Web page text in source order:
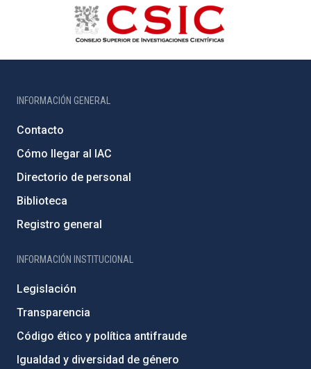
INFORMACIÓN GENERAL
Contacto
Cómo llegar al IAC
Directorio de personal
Biblioteca
Registro general
INFORMACIÓN INSTITUCIONAL
Legislación
Transparencia
Código ético y política antifraude
Igualdad y diversidad de género